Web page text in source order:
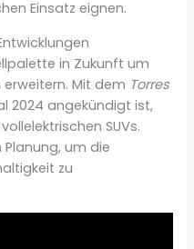
Einsatz eignen.
in Zukunft um
erweitern. Mit dem Torres
2024 angekündigt ist,
SUVs.
um die
zu